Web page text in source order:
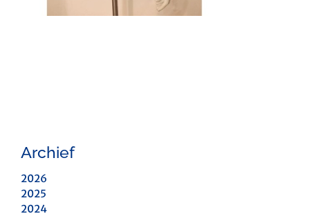
Archief
2026
2025
2024